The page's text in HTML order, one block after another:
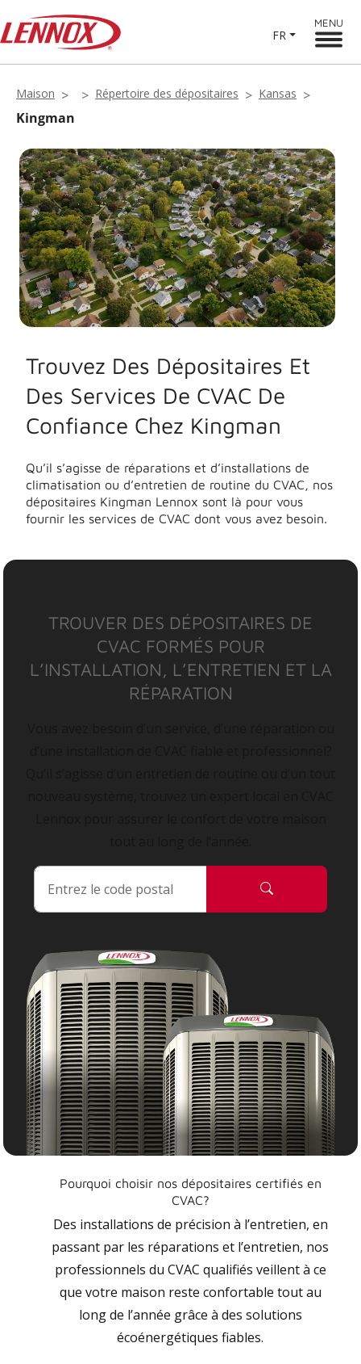
FR
MENU
Maison Répertoire des dépositaires Kansas
Kingman
Trouvez Des Dépositaires Et
Des Services De CVAC De
Confiance Chez Kingman
Qu’il s’agisse de réparations et d’installations de
climatisation ou d’entretien de routine du CVAC, nos
dépositaires Kingman Lennox sont là pour vous
fournir les services de CVAC dont vous avez besoin.
TROUVER DES DÉPOSITAIRES DE
CVAC FORMÉS POUR
L’INSTALLATION, L’ENTRETIEN ET LA
RÉPARATION
Pourquoi choisir nos dépositaires certifiés en
CVAC?
Des installations de précision à l’entretien, en
passant par les réparations et l’entretien, nos
professionnels du CVAC qualifiés veillent à ce
que votre maison reste confortable tout au
long de l’année grâce à des solutions
écoénergétiques fiables.